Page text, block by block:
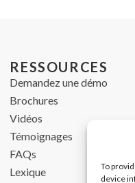
To
device
RESSOURCES
Demandez une démo
Brochures
Vidéos
Témoignages
FAQs
Lexique